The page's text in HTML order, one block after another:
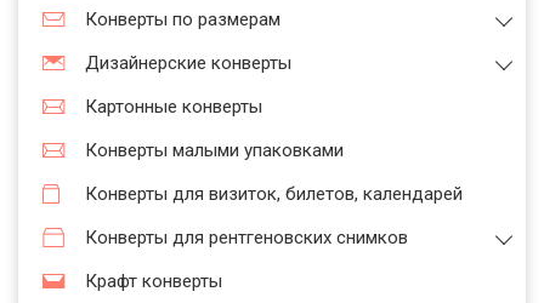
Конверты по размерам
Дизайнерские конверты
Картонные конверты
Конверты малыми упаковками
Конверты для визиток, билетов, календарей
Конверты для рентгеновских снимков
Крафт конверты